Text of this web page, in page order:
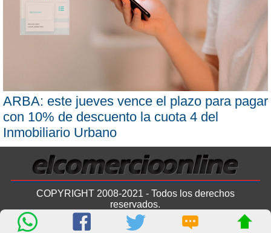
ARBA: este jueves vence el plazo para pagar
con 10% de descuento la cuota 4 del
Inmobiliario Urbano
COPYRIGHT 2008-2021 - Todos los derechos
reservados.